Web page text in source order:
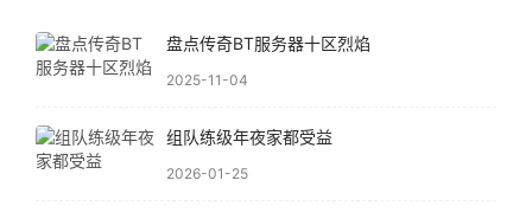
盘点传奇BT服务器十区烈焰
2025-11-04
组队练级年夜家都受益
2026-01-25